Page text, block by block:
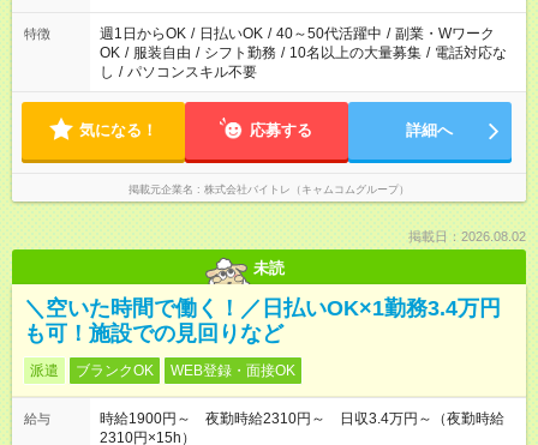
特徴 週1日からOK / 日払いOK / 40～50代活躍中 / 副業・Wワーク
OK / 服装自由 / シフト勤務 / 10名以上の大量募集 / 電話対応な
し / パソコンスキル不要
気になる！ 応募する 詳細へ
掲載元企業名 株式会社バイトレ（キャムコムグループ）
掲載日：2026.08.02
未読
＼空いた時間で働く！／日払いOK×1勤務3.4万円
も可！施設での見回りなど
派遣 ブランクOK WEB登録・面接OK
給与
時給1900円～ 夜勤時給2310円～ 日収3.4万円～（夜勤時給
2310円×15h）